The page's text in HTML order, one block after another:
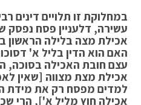
במחלוקת זו תלויים דינים
עשירה, דלעניין פסח נפסק
אכילת מצה בלילה הראשון
האם הוא הדין בליל א'
עצם חובת האכילה בסוכה,
אכילת מצת מצווה [שאין
למדים מפסח רק את מידת
אכילה חוץ מליל א'], הרי